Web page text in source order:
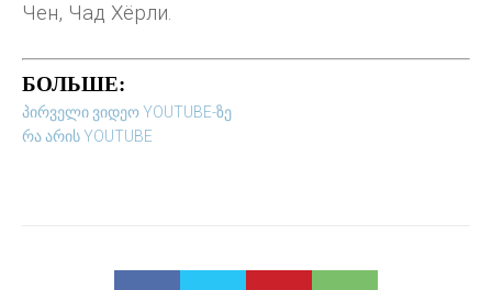
Чен, Чад Хёрли.
БОЛЬШЕ:
პირველი ვიდეო YOUTUBE-ზე
რა არის YOUTUBE